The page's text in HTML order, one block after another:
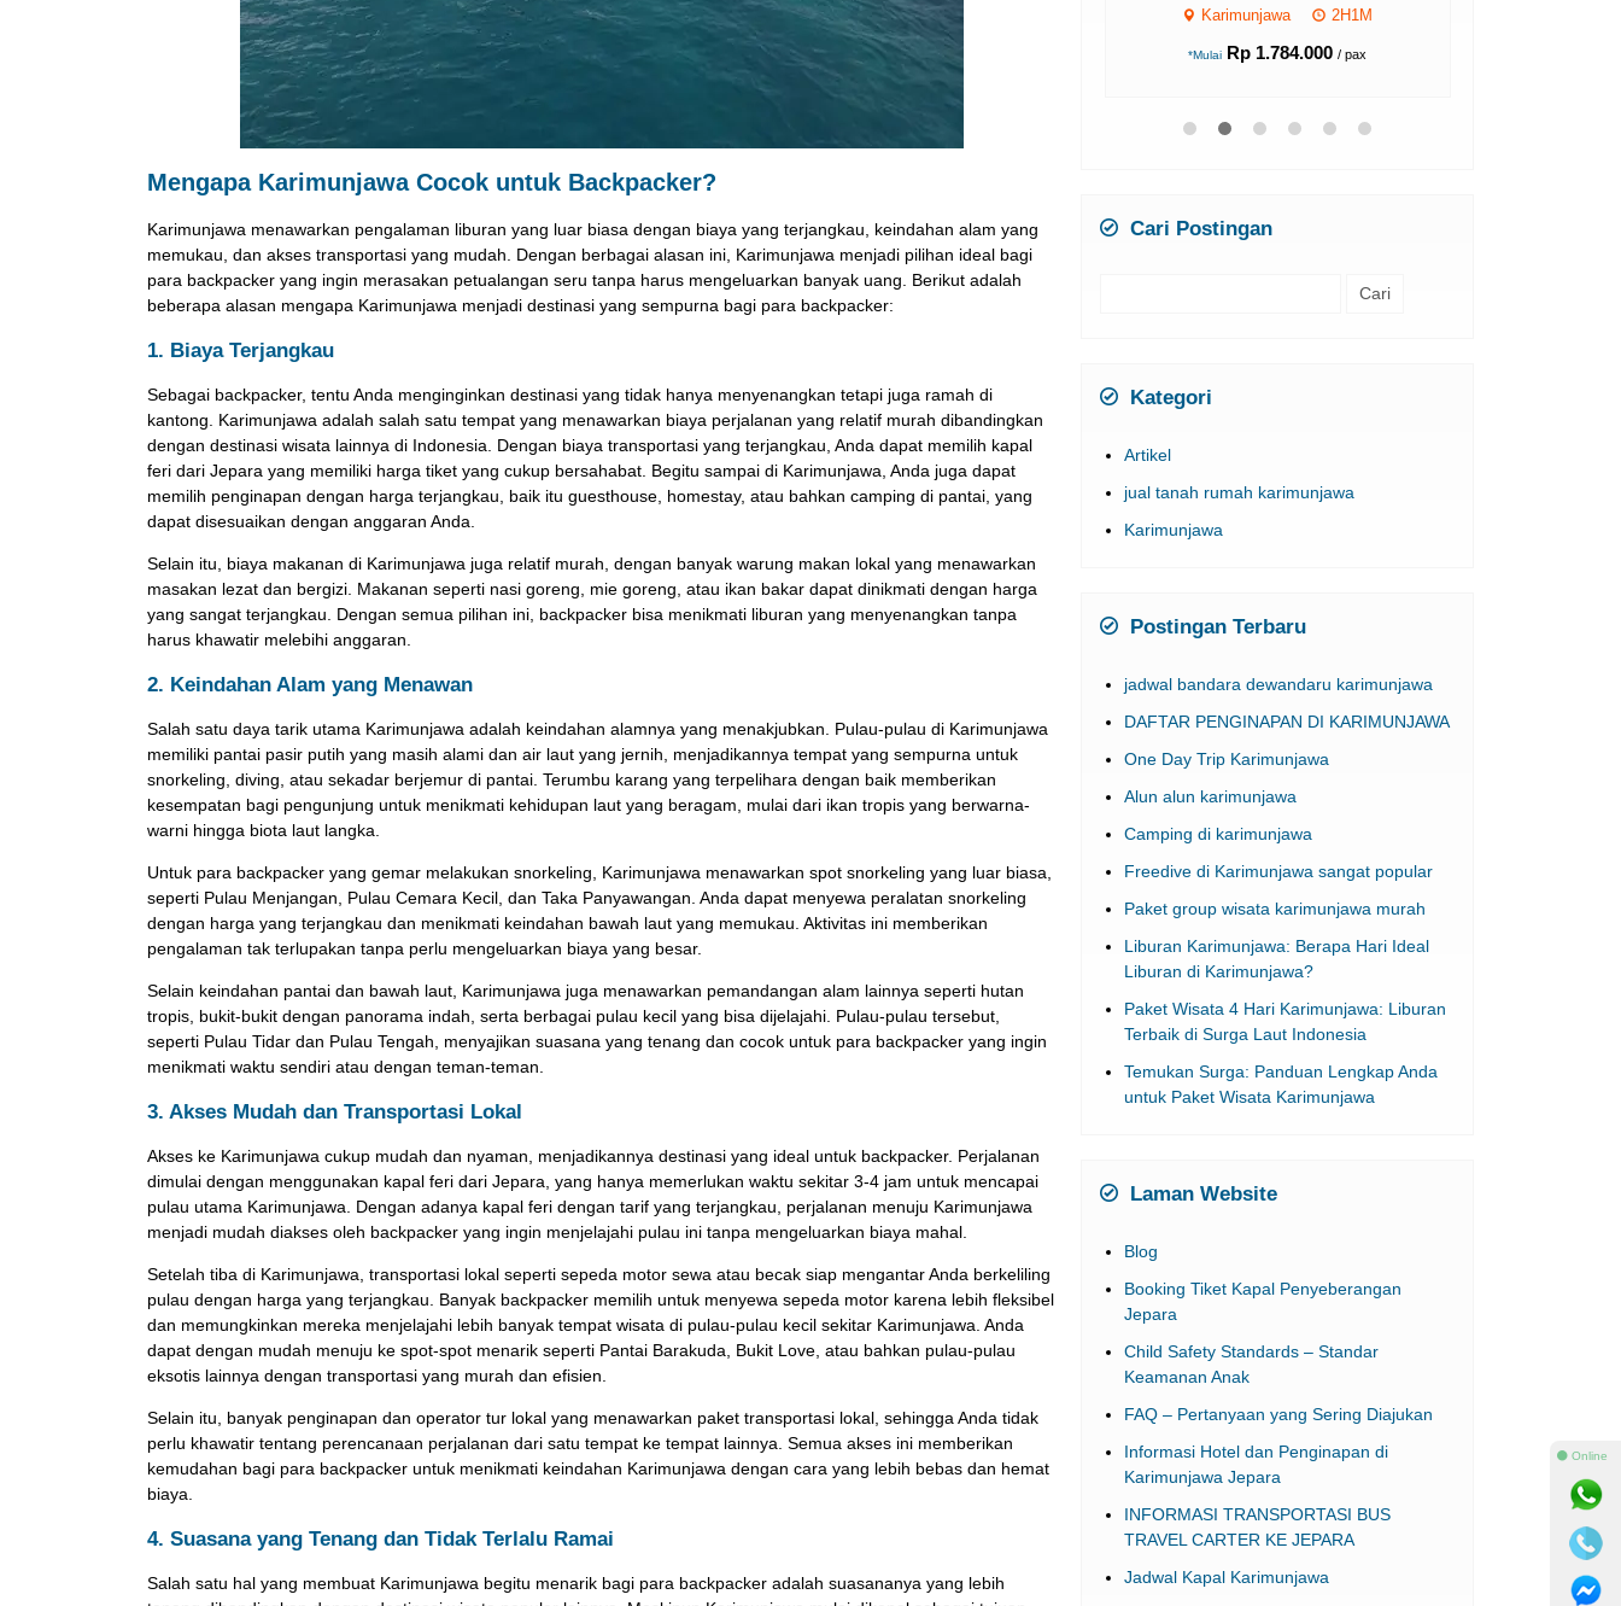
Mengapa Karimunjawa Cocok untuk Backpacker?
Karimunjawa menawarkan pengalaman liburan yang luar biasa dengan biaya yang terjangkau, keindahan alam yang
memukau, dan akses transportasi yang mudah. Dengan berbagai alasan ini, Karimunjawa menjadi pilihan ideal bagi
para backpacker yang ingin merasakan petualangan seru tanpa harus mengeluarkan banyak uang. Berikut adalah
beberapa alasan mengapa Karimunjawa menjadi destinasi yang sempurna bagi para backpacker:
1. Biaya Terjangkau
Sebagai backpacker, tentu Anda menginginkan destinasi yang tidak hanya menyenangkan tetapi juga ramah di
kantong. Karimunjawa adalah salah satu tempat yang menawarkan biaya perjalanan yang relatif murah dibandingkan
dengan destinasi wisata lainnya di Indonesia. Dengan biaya transportasi yang terjangkau, Anda dapat memilih kapal
feri dari Jepara yang memiliki harga tiket yang cukup bersahabat. Begitu sampai di Karimunjawa, Anda juga dapat
memilih penginapan dengan harga terjangkau, baik itu guesthouse, homestay, atau bahkan camping di pantai, yang
dapat disesuaikan dengan anggaran Anda.
Selain itu, biaya makanan di Karimunjawa juga relatif murah, dengan banyak warung makan lokal yang menawarkan
masakan lezat dan bergizi. Makanan seperti nasi goreng, mie goreng, atau ikan bakar dapat dinikmati dengan harga
yang sangat terjangkau. Dengan semua pilihan ini, backpacker bisa menikmati liburan yang menyenangkan tanpa
harus khawatir melebihi anggaran.
2. Keindahan Alam yang Menawan
Salah satu daya tarik utama Karimunjawa adalah keindahan alamnya yang menakjubkan. Pulau-pulau di Karimunjawa
memiliki pantai pasir putih yang masih alami dan air laut yang jernih, menjadikannya tempat yang sempurna untuk
snorkeling, diving, atau sekadar berjemur di pantai. Terumbu karang yang terpelihara dengan baik memberikan
kesempatan bagi pengunjung untuk menikmati kehidupan laut yang beragam, mulai dari ikan tropis yang berwarna-
warni hingga biota laut langka.
Untuk para backpacker yang gemar melakukan snorkeling, Karimunjawa menawarkan spot snorkeling yang luar biasa,
seperti Pulau Menjangan, Pulau Cemara Kecil, dan Taka Panyawangan. Anda dapat menyewa peralatan snorkeling
dengan harga yang terjangkau dan menikmati keindahan bawah laut yang memukau. Aktivitas ini memberikan
pengalaman tak terlupakan tanpa perlu mengeluarkan biaya yang besar.
Selain keindahan pantai dan bawah laut, Karimunjawa juga menawarkan pemandangan alam lainnya seperti hutan
tropis, bukit-bukit dengan panorama indah, serta berbagai pulau kecil yang bisa dijelajahi. Pulau-pulau tersebut,
seperti Pulau Tidar dan Pulau Tengah, menyajikan suasana yang tenang dan cocok untuk para backpacker yang ingin
menikmati waktu sendiri atau dengan teman-teman.
3. Akses Mudah dan Transportasi Lokal
Akses ke Karimunjawa cukup mudah dan nyaman, menjadikannya destinasi yang ideal untuk backpacker. Perjalanan
dimulai dengan menggunakan kapal feri dari Jepara, yang hanya memerlukan waktu sekitar 3-4 jam untuk mencapai
pulau utama Karimunjawa. Dengan adanya kapal feri dengan tarif yang terjangkau, perjalanan menuju Karimunjawa
menjadi mudah diakses oleh backpacker yang ingin menjelajahi pulau ini tanpa mengeluarkan biaya mahal.
Setelah tiba di Karimunjawa, transportasi lokal seperti sepeda motor sewa atau becak siap mengantar Anda berkeliling
pulau dengan harga yang terjangkau. Banyak backpacker memilih untuk menyewa sepeda motor karena lebih fleksibel
dan memungkinkan mereka menjelajahi lebih banyak tempat wisata di pulau-pulau kecil sekitar Karimunjawa. Anda
dapat dengan mudah menuju ke spot-spot menarik seperti Pantai Barakuda, Bukit Love, atau bahkan pulau-pulau
eksotis lainnya dengan transportasi yang murah dan efisien.
Selain itu, banyak penginapan dan operator tur lokal yang menawarkan paket transportasi lokal, sehingga Anda tidak
perlu khawatir tentang perencanaan perjalanan dari satu tempat ke tempat lainnya. Semua akses ini memberikan
kemudahan bagi para backpacker untuk menikmati keindahan Karimunjawa dengan cara yang lebih bebas dan hemat
biaya.
4. Suasana yang Tenang dan Tidak Terlalu Ramai
Salah satu hal yang membuat Karimunjawa begitu menarik bagi para backpacker adalah suasananya yang lebih
Karimunjawa
Rp 1.646.000
Karimunjawa 2H1M
*Mulai Rp 1.784.000 / pax
Cari Postingan
Kategori
Artikel
jual tanah rumah karimunjawa
Karimunjawa
Postingan Terbaru
jadwal bandara dewandaru karimunjawa
DAFTAR PENGINAPAN DI KARIMUNJAWA
One Day Trip Karimunjawa
Alun alun karimunjawa
Camping di karimunjawa
Freedive di Karimunjawa sangat popular
Paket group wisata karimunjawa murah
Liburan Karimunjawa: Berapa Hari Ideal
Liburan di Karimunjawa?
Paket Wisata 4 Hari Karimunjawa: Liburan
Terbaik di Surga Laut Indonesia
Temukan Surga: Panduan Lengkap Anda
untuk Paket Wisata Karimunjawa
Laman Website
Blog
Booking Tiket Kapal Penyeberangan
Jepara
Child Safety Standards – Standar
Keamanan Anak
FAQ – Pertanyaan yang Sering Diajukan
Informasi Hotel dan Penginapan di
Karimunjawa Jepara
INFORMASI TRANSPORTASI BUS
TRAVEL CARTER KE JEPARA
Jadwal Kapal Karimunjawa
⚫ Online